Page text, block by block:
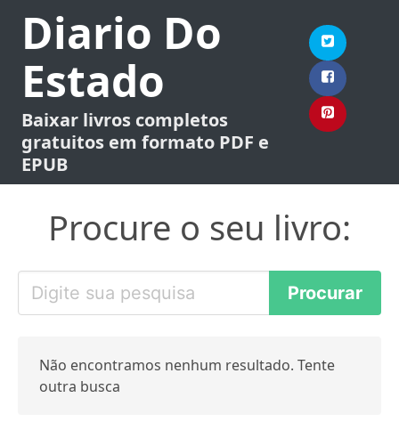
Diario Do
Estado
Baixar livros completos
gratuitos em formato PDF e
EPUB
Procure o seu livro:
Não encontramos nenhum resultado. Tente
outra busca